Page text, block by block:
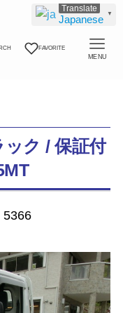
FAVORITE
MENU
ク / 保証付
5366
Japanese ▼